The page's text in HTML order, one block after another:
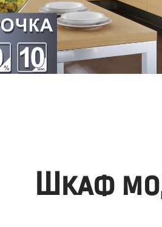
Шкаф